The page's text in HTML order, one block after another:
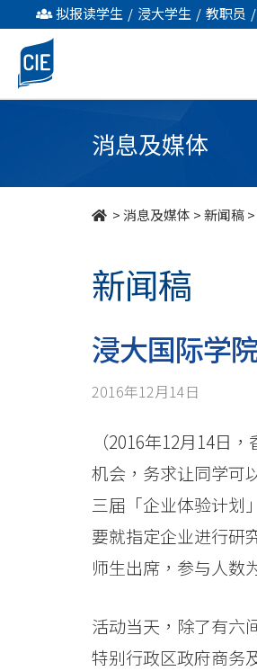
浸
大
国
拟报读学生 / 浸大学生 / 教职员 /
消息及媒体
>消息及媒体 >新闻稿>
新闻稿
浸大国际学
2016年12月14日
（2016年12月14日
机会，务求让同学可
三届「企业体验计划
要就指定企业进行研
师生出席，参与人数
活动当天，除了有六
特别行政区政府商务